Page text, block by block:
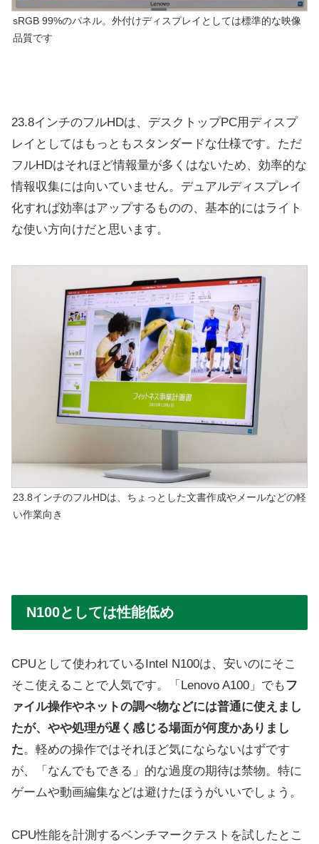
sRGB 99%のパネル。外付けディスプレイとしては標準的な映像
品質です
23.8インチのフルHDは、デスクトップPC用ディスプ
レイとしてはもっともスタンダードな仕様です。ただ
フルHDはそれほど情報量が多くはないため、効率的な
情報収集には向いていません。デュアルディスプレイ
化すれば効率はアップするものの、基本的にはライト
な使い方向けだと思います。
23.8インチのフルHDは、ちょっとした文書作成やメールなどの軽
い作業向き
N100としては性能低め
CPUとして使われているIntel N100は、安いのにそこ
そこ使えることで人気です。「Lenovo A100」でもフ
ァイル操作やネットの調べ物などには普通に使えまし
たが、やや処理が遅く感じる場面が何度かありまし
た。軽めの操作ではそれほど気にならないはずです
が、「なんでもできる」的な過度の期待は禁物。特に
ゲームや動画編集などは避けたほうがいいでしょう。
CPU性能を計測するベンチマークテストを試したとこ